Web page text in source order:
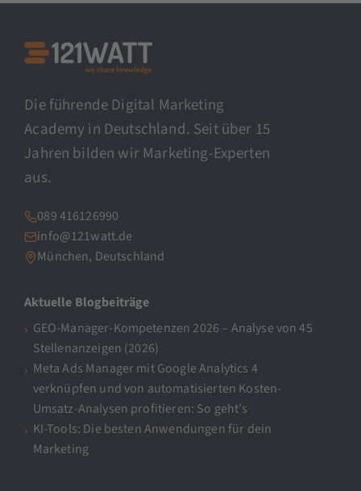
Die führende Digital Marketing
Academy in Deutschland. Seit über 15
Jahren bilden wir Marketing-Experten
aus.
089 416126990
info@121watt.de
München, Deutschland
Aktuelle Blogbeiträge
GEO-Manager-Kompetenzen 2026 – Analyse von 45
Stellenanzeigen (2026)
Meta Ads Manager mit Google Analytics 4
verknüpfen und von automatisierten Kosten-
Umsatz-Analysen profitieren: So geht’s
KI-Tools: Die besten Anwendungen für dein
Marketing